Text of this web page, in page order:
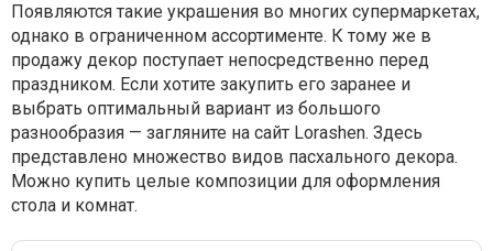
Появляются такие украшения во многих супермаркетах,
однако в ограниченном ассортименте. К тому же в
продажу декор поступает непосредственно перед
праздником. Если хотите закупить его заранее и
выбрать оптимальный вариант из большого
разнообразия — загляните на сайт Lorashen. Здесь
представлено множество видов пасхального декора.
Можно купить целые композиции для оформления
стола и комнат.